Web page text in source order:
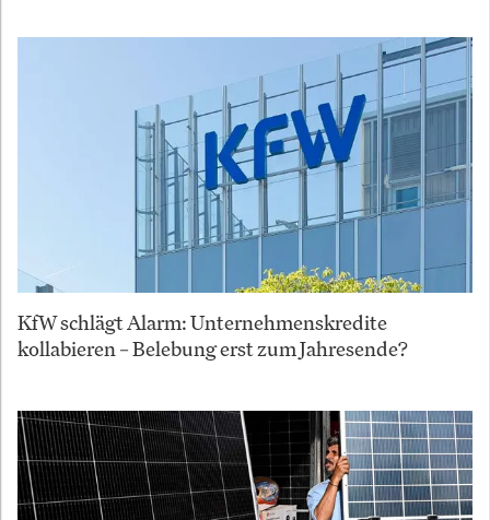
KfW schlägt Alarm: Unternehmenskredite
kollabieren – Belebung erst zum Jahresende?